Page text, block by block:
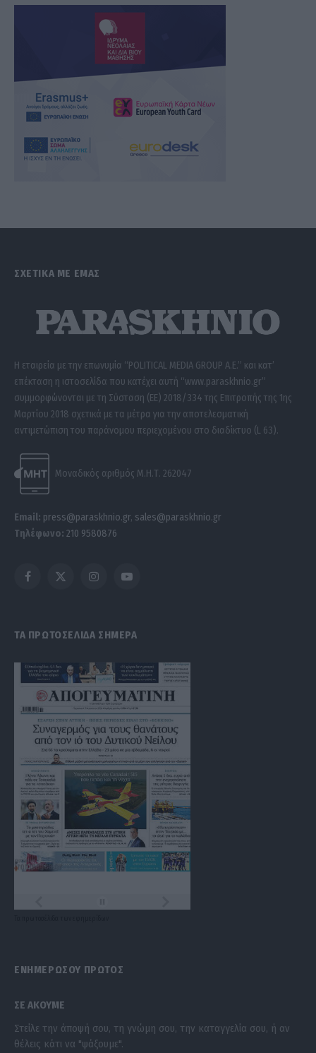
ΣΧΕΤΙΚΑ ΜΕ ΕΜΑΣ
Η εταιρεία με την επωνυμία “POLITICAL MEDIA GROUP A.E.” και κατ’
επέκταση η ιστοσελίδα που κατέχει αυτή “www.paraskhnio.gr”
συμμορφώνονται με τη Σύσταση (ΕΕ) 2018/334 της Επιτροπής της 1ης
Μαρτίου 2018 σχετικά με τα μέτρα για την αποτελεσματική
αντιμετώπιση του παράνομου περιεχομένου στο διαδίκτυο (L 63).
Μοναδικός αριθμός Μ.Η.Τ. 262047
Email: press@paraskhnio.gr, sales@paraskhnio.gr
Τηλέφωνο: 210 9580876
Facebook
X
InstagramYouTube
ΤΑ ΠΡΩΤΟΣΕΛΙΔΑ ΣΗΜΕΡΑ
ΕΝΗΜΕΡΩΣΟΥ ΠΡΩΤΟΣ
ΣΕ ΑΚΟΥΜΕ
Στείλε την άποψή σου, τη γνώμη σου, την καταγγελία σου, ή αν
θέλεις κάτι να "ψάξουμε".